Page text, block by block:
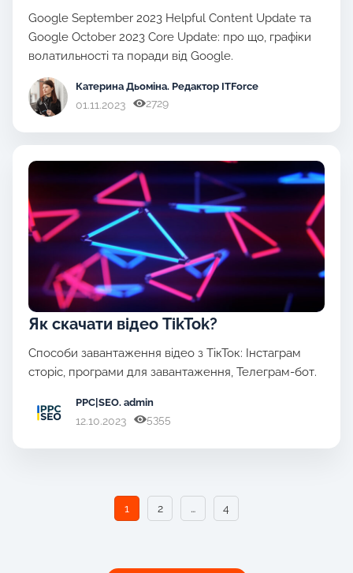
Google September 2023 Helpful Content Update та
Google October 2023 Core Update: про що, графіки
волатильності та поради від Google.
Катерина Дьоміна. Редактор ITForce
01.11.2023 2729
Як скачати відео TikTok?
Способи завантаження відео з ТікТок: Інстаграм
сторіс, програми для завантаження, Телеграм-бот.
PPC|SEO. admin
12.10.2023 5355
1 2 … 4